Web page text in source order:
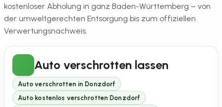
kostenloser Abholung in ganz Baden-Württemberg – von
der umweltgerechten Entsorgung bis zum offiziellen
Verwertungsnachweis.
Auto verschrotten lassen
Auto verschrotten in Donzdorf
Auto kostenlos verschrotten Donzdorf